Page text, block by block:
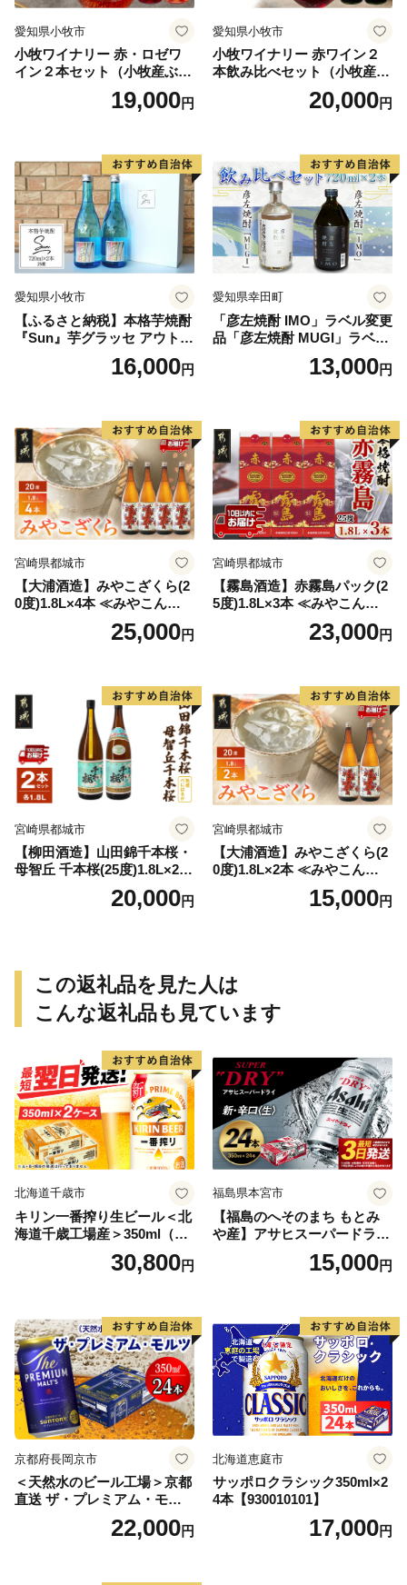
愛知県小牧市
小牧ワイナリー 赤・ロゼワ
イン２本セット（小牧産ぶど
19,000円
愛知県小牧市
小牧ワイナリー 赤ワイン２
本飲み比べセット（小牧産ぶ
どう100％使用）20,000円
愛知県小牧市
【ふるさと納税】本格芋焼酎
『Sun』芋グラッセ アウトド
ア ソロキャンプ ベランピン
グ 巣ごもり 就労支援16,000円
愛知県幸田町
「彦左焼酎 IMO」ラベル変更
品「彦左焼酎 MUGI」ラベル
変更品 飲み比べ セット 合計
2本 720ml×各1本 25度 焼酎
13,000円
宮崎県都城市
【大浦酒造】みやこざくら(2
0度)1.8L×4本 ≪みやこんじょ
特急便≫_AD-077125,000円
宮崎県都城市
【霧島酒造】赤霧島パック(2
5度)1.8L×3本 ≪みやこんじょ
特急便≫_23-07-K03P-1800-3
23,000円
宮崎県都城市
【柳田酒造】山田錦千本桜・
母智丘 千本桜(25度)1.8L×2本
≪みやこんじょ特急便≫_AC
20,000円
宮崎県都城市
【大浦酒造】みやこざくら(2
0度)1.8L×2本 ≪みやこんじょ
特急便≫_MJ-077115,000円
この返礼品を見た人は
こんな返礼品も見ています
北海道千歳市
キリン一番搾り生ビール＜北
海道千歳工場産＞350ml（24
30,800円
福島県本宮市
【福島のへそのまち もとみ
や産】アサヒスーパードライ
350ml×24本 合計8.4L 1ケー
ス アルコール度数5% 缶ビー
口 送料無料 カメイ 本宮市
【07214-0206】
15,000円
京都府長岡京市
＜天然水のビール工場＞京都
直送 ザ・プレミアム・モル
ツ 350ml×24本 プレモル [149
22,000円
北海道恵庭市
サッポロクラシック350ml×2
4本【930010101】
17,000円